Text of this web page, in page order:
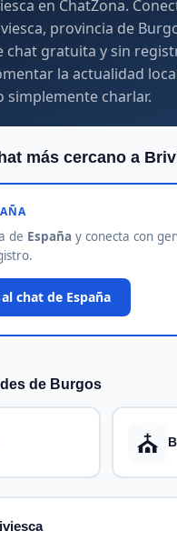
en ChatZona.
provincia de
chat gratuita y sin
la actualidad
simplemente charlar.
más cercano a
de España y conecta con
chat de España
de Burgos
⛪